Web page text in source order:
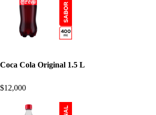
Coca Cola Original 1.5 L
$12,000